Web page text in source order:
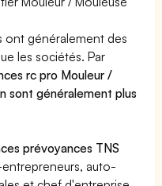
ont généralement des
les sociétés. Par
rc pro Mouleur /
sont généralement plus
prévoyances TNS
auto-